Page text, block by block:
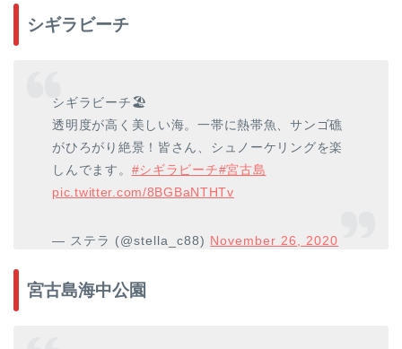
シギラビーチ
シギラビーチ🏖
透明度が高く美しい海。一帯に熱帯魚、サンゴ礁
がひろがり絶景！皆さん、シュノーケリングを楽
しんでます。 #シギラビーチ#宮古島
pic.twitter.com/8BGBaNTHTv
— ステラ (@stella_c88) November 26, 2020
宮古島海中公園